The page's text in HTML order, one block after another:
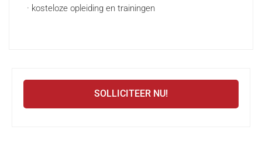
· kosteloze opleiding en trainingen
SOLLICITEER NU!